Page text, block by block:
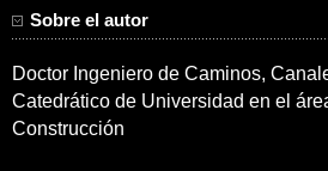
Sobre el autor
Doctor Ingeniero de Caminos,
Catedrático de Universidad en el
Construcción